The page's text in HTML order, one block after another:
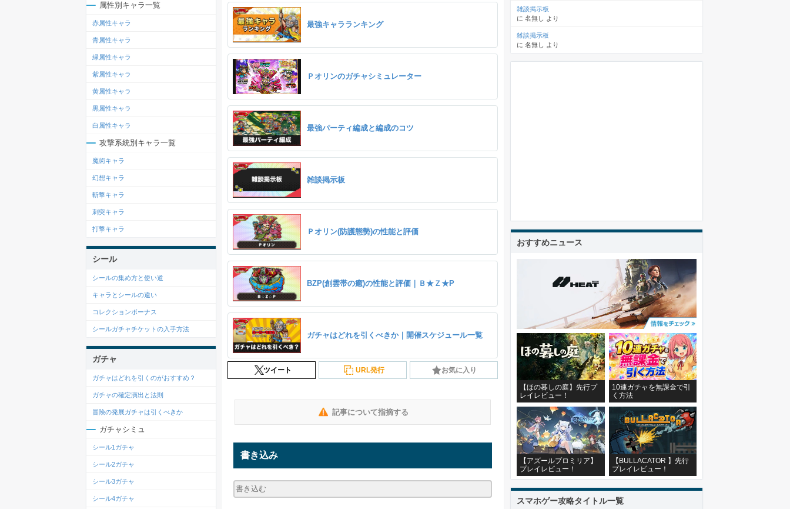
最強キャラランキング
Ｐオリンのガチャシミュレーター
最強パーティ編成と編成のコツ
雑談掲示板
Ｐオリン(防護態勢)の性能と評価
BZP(創雲帯の癒)の性能と評価｜Ｂ★Ｚ★P
ガチャはどれを引くべきか｜開催スケジュール一覧
ツイート URL発行 お気に入り
記事について指摘する
書き込み
属性別キャラ一覧
赤属性キャラ
青属性キャラ
緑属性キャラ
紫属性キャラ
黄属性キャラ
黒属性キャラ
白属性キャラ
攻撃系統別キャラ一覧
魔術キャラ
幻想キャラ
斬撃キャラ
刺突キャラ
打撃キャラ
シール
シールの集め方と使い道
キャラとシールの違い
コレクションボーナス
シールガチャチケットの入手方法
ガチャ
ガチャはどれを引くのがおすすめ？
ガチャの確定演出と法則
冒険の発展ガチャは引くべきか
ガチャシミュ
シール1ガチャ
シール2ガチャ
シール3ガチャ
シール4ガチャ
雑談掲示板
に 名無し より
雑談掲示板
に 名無し より
おすすめニュース
【ほの暮しの庭】先行プ
レイレビュー！
10連ガチャを無課金で引
く方法
【アズールプロミリア】
プレイレビュー！
【BULLACATOR 】先行
プレイレビュー！
スマホゲー攻略タイトル一覧